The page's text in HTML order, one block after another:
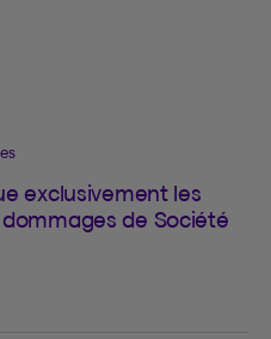
exclusivement les
de Société